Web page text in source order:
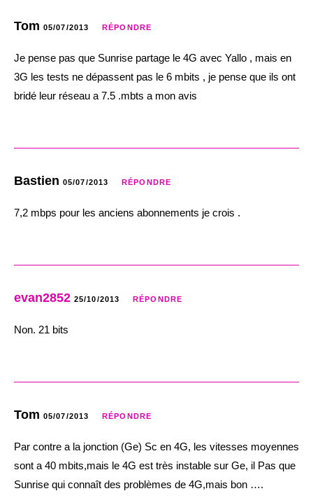
Tom 05/07/2013 RÉPONDRE
Je pense pas que Sunrise partage le 4G avec Yallo , mais en
3G les tests ne dépassent pas le 6 mbits , je pense que ils ont
bridé leur réseau a 7.5 .mbts a mon avis
Bastien 05/07/2013 RÉPONDRE
7,2 mbps pour les anciens abonnements je crois .
evan2852 25/10/2013 RÉPONDRE
Non. 21 bits
Tom 05/07/2013 RÉPONDRE
Par contre a la jonction (Ge) Sc en 4G, les vitesses moyennes
sont a 40 mbits,mais le 4G est très instable sur Ge, il Pas que
Sunrise qui connaît des problèmes de 4G,mais bon ….